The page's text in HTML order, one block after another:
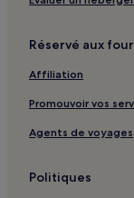
Champs-Élysées
Le Marais : hôtels
Grand magasin
proximité
Réservé aux
Affiliation
Promouvoir vos
Agents de voyages
Politiques